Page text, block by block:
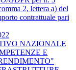
2, lettera a) del
contrattuale pari
NAZIONALE
E